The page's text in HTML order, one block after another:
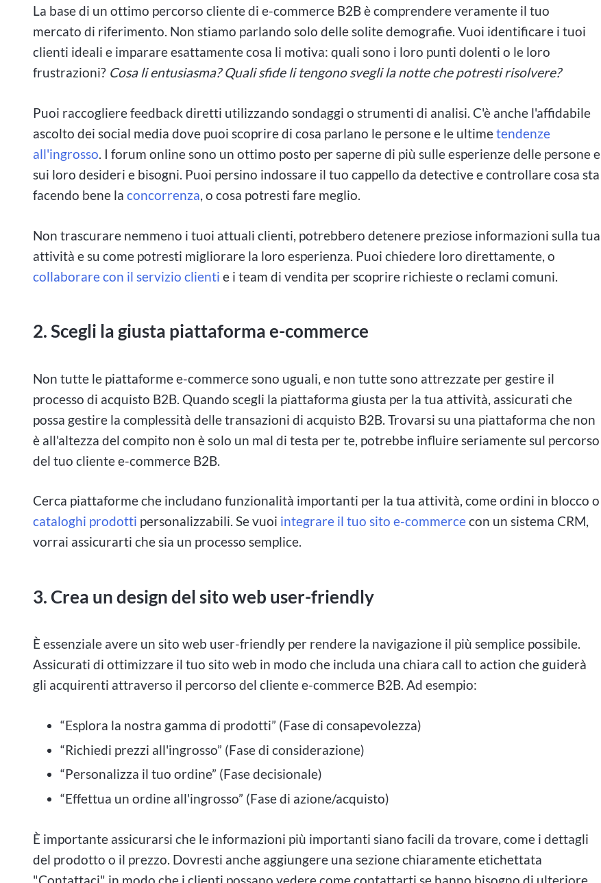
La base di un ottimo percorso cliente di e-commerce B2B è comprendere veramente il tuo
mercato di riferimento. Non stiamo parlando solo delle solite demografie. Vuoi identificare i tuoi
clienti ideali e imparare esattamente cosa li motiva: quali sono i loro punti dolenti o le loro
frustrazioni? Cosa li entusiasma? Quali sfide li tengono svegli la notte che potresti risolvere?
Puoi raccogliere feedback diretti utilizzando sondaggi o strumenti di analisi. C'è anche l'affidabile
ascolto dei social media dove puoi scoprire di cosa parlano le persone e le ultimetendenze
all'ingrosso. I forum online sono un ottimo posto per saperne di più sulle esperienze delle persone e
sui loro desideri e bisogni. Puoi persino indossare il tuo cappello da detective e controllare cosa sta
facendo bene la concorrenza, o cosa potresti fare meglio.
Non trascurare nemmeno i tuoi attuali clienti, potrebbero detenere preziose informazioni sulla tua
attività e su come potresti migliorare la loro esperienza. Puoi chiedere loro direttamente, o
collaborare con il servizio clienti e i team di vendita per scoprire richieste o reclami comuni.
2. Scegli la giusta piattaforma e-commerce
Non tutte le piattaforme e-commerce sono uguali, e non tutte sono attrezzate per gestire il
processo di acquisto B2B. Quando scegli la piattaforma giusta per la tua attività, assicurati che
possa gestire la complessità delle transazioni di acquisto B2B. Trovarsi su una piattaforma che non
è all'altezza del compito non è solo un mal di testa per te, potrebbe influire seriamente sul percorso
del tuo cliente e-commerce B2B.
Cerca piattaforme che includano funzionalità importanti per la tua attività, come ordini in blocco o
cataloghi prodotti personalizzabili. Se vuoi integrare il tuo sito e-commercecon un sistema CRM,
vorrai assicurarti che sia un processo semplice.
3. Crea un design del sito web user-friendly
È essenziale avere un sito web user-friendly per rendere la navigazione il più semplice possibile.
Assicurati di ottimizzare il tuo sito web in modo che includa una chiara call to action che guiderà
gli acquirenti attraverso il percorso del cliente e-commerce B2B. Ad esempio:
“Esplora la nostra gamma di prodotti” (Fase di consapevolezza)
“Richiedi prezzi all'ingrosso” (Fase di considerazione)
“Personalizza il tuo ordine” (Fase decisionale)
“Effettua un ordine all'ingrosso” (Fase di azione/acquisto)
È importante assicurarsi che le informazioni più importanti siano facili da trovare, come i dettagli
del prodotto o il prezzo. Dovresti anche aggiungere una sezione chiaramente etichettata